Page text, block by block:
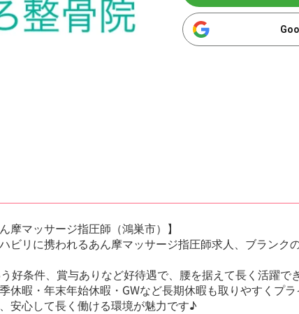
摩マッサージ指圧師（鴻巣市）】
ビリに携われるあん摩マッサージ指圧師求人、ブラン
好条件、賞与ありなど好待遇で、腰を据えて長く活躍で
休暇・年末年始休暇・GWなど長期休暇も取りやすくプ
安心して長く働ける環境が魅力です♪